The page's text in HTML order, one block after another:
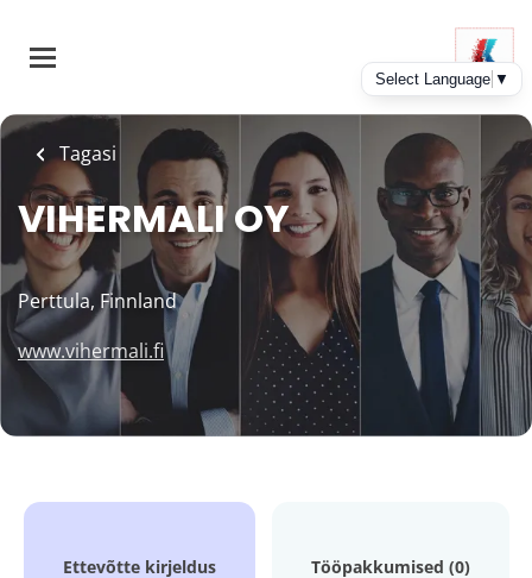
main
Tagasi
VIHERMALI OY
Perttula, Finnland
www.vihermali.fi
Ettevõtte kirjeldus Tööpakkumised (0)